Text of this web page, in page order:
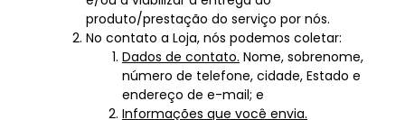
produto/prestação do serviço por nós.
No contato a Loja, nós podemos coletar:
Dados de contato. Nome, sobrenome,
número de telefone, cidade, Estado e
endereço de e-mail; e
Informações que você envia.